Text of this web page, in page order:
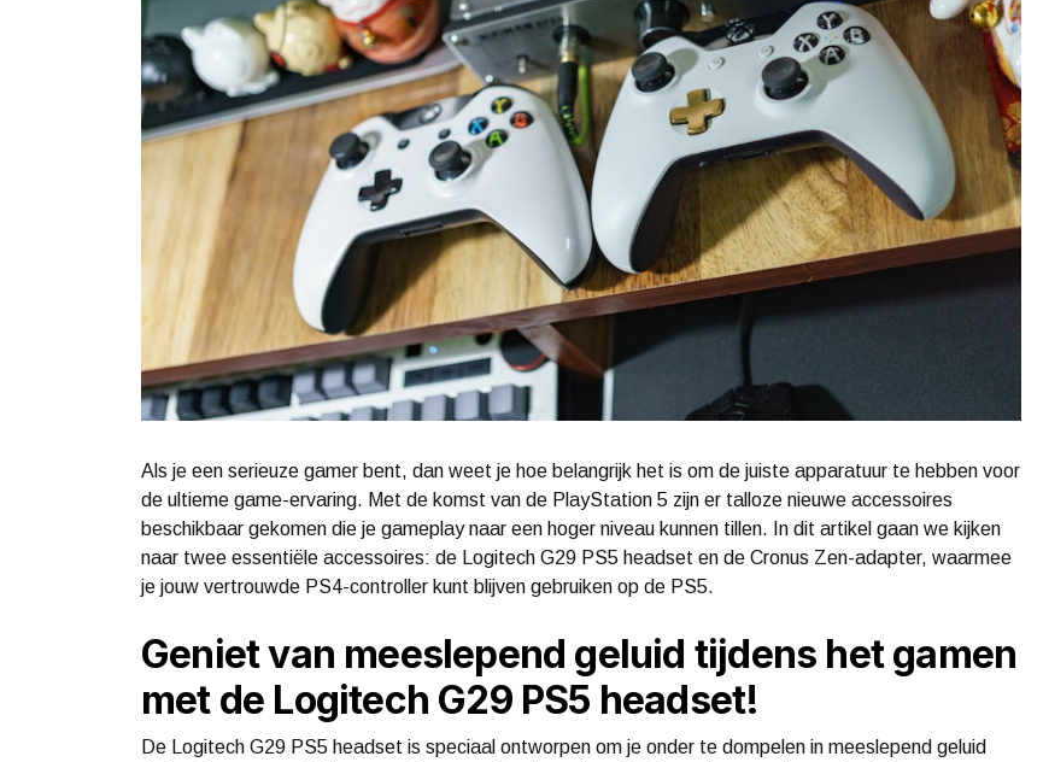
Als je een serieuze gamer bent, dan weet je hoe belangrijk het is om de juiste apparatuur te hebben voor
de ultieme game-ervaring. Met de komst van de PlayStation 5 zijn er talloze nieuwe accessoires
beschikbaar gekomen die je gameplay naar een hoger niveau kunnen tillen. In dit artikel gaan we kijken
naar twee essentiële accessoires: de Logitech G29 PS5 headset en de Cronus Zen-adapter, waarmee
je jouw vertrouwde PS4-controller kunt blijven gebruiken op de PS5.
Geniet van meeslepend geluid tijdens het gamen
met de Logitech G29 PS5 headset!
De Logitech G29 PS5 headset is speciaal ontworpen om je onder te dompelen in meeslepend geluid